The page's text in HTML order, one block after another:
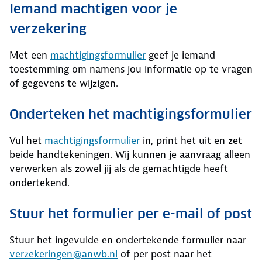
Iemand machtigen voor je
verzekering
Met een machtigingsformulier geef je iemand
toestemming om namens jou informatie op te vragen
of gegevens te wijzigen.
Onderteken het machtigingsformulier
Vul het machtigingsformulier in, print het uit en zet
beide handtekeningen. Wij kunnen je aanvraag alleen
verwerken als zowel jij als de gemachtigde heeft
ondertekend.
Stuur het formulier per e-mail of post
Stuur het ingevulde en ondertekende formulier naar
verzekeringen@anwb.nl of per post naar het